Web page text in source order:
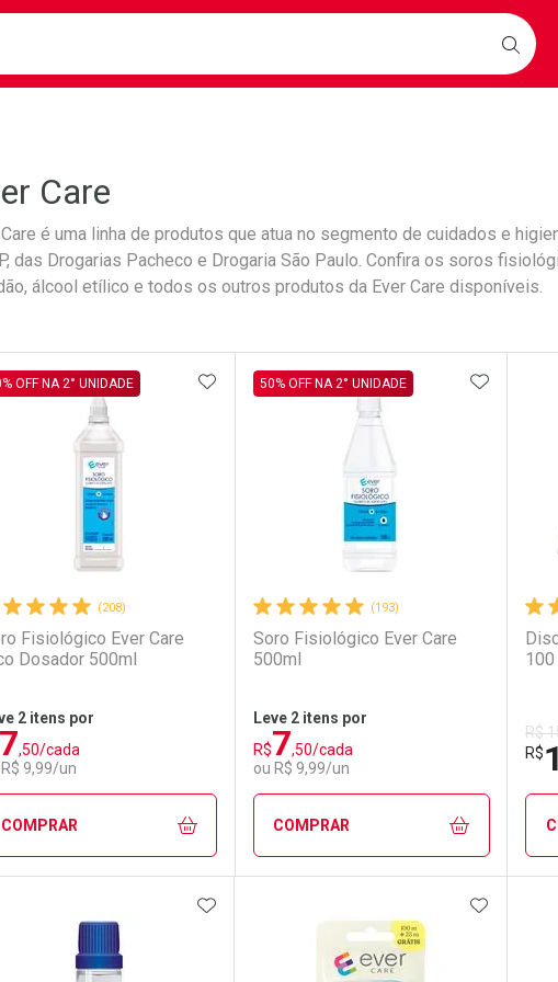
Care
é uma linha de produtos que atua no segmento de cuidados e
das Drogarias Pacheco e Drogaria São Paulo. Confira os soros
álcool etílico e todos os outros produtos da Ever Care disponíveis.
(208)
Fisiológico Ever Care
Dosador 500ml
OFF NA 2° UNIDADE
2 itens por
7,50/cada
9,99/un
ADICIONAR AOS FAVORITOS
COMPRAR
FECHAR
FECHAR
Menos
(193)
Soro Fisiológico Ever Care
500ml
50% OFF NA 2° UNIDADE
Leve 2 itens por
R$7,50/cada
ou R$ 9,99/un
COMPRAR
FECHAR
Laboratório
FECHAR
Por Menos
R$
R$
ADICIONAR AOS FAVORITOS